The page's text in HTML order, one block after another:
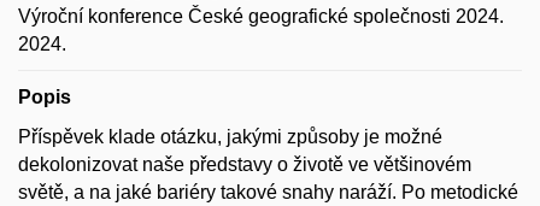
Výroční konference České geografické společnosti 2024.
2024.
Popis
Příspěvek klade otázku, jakými způsoby je možné
dekolonizovat naše představy o životě ve většinovém
světě, a na jaké bariéry takové snahy naráží. Po metodické